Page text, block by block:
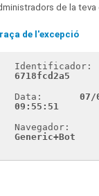
de la
de l'excepció
6718fcd2a5
Data:
07/
09:55:51
Generic+Bot